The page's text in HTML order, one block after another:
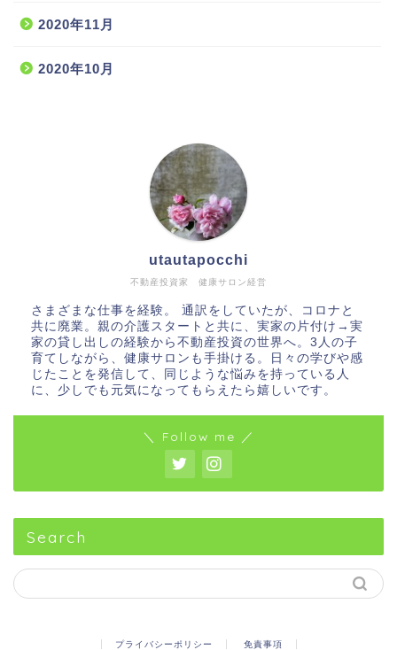
2020年11月
2020年10月
不動産投資家 健康サロン経営
utautapocchi
さまざまな仕事を経験。 通訳をしていたが、コロナと
共に廃業。親の介護スタートと共に、実家の片付け→実
家の貸し出しの経験から不動産投資の世界へ。3人の子
育てしながら、健康サロンも手掛ける。日々の学びや感
じたことを発信して、同じような悩みを持っている人
に、少しでも元気になってもらえたら嬉しいです。
＼ Follow me ／
Search
プライバシーポリシー 免責事項